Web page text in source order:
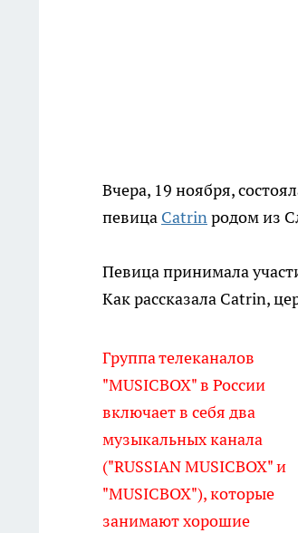
Вчера, 19 ноября,
певица Catrinродом из
Певица принимала
Как рассказала Catrin,
Группа телеканалов
"MUSICBOX" в России
включает в себя два
музыкальных канала
("RUSSIAN MUSICBOX" и
"MUSICBOX"), которые
занимают хорошие